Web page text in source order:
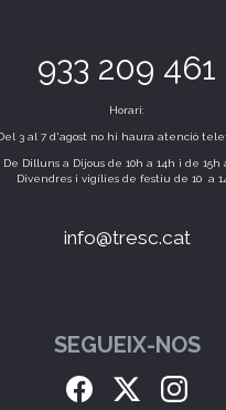
933 209 461
Horari:
3 al 7 d'agost no hi haura atenció
De Dilluns a Dijous de 10h a 14h i de 15h
Divendres i vigílies de festiu de 10 a
info@tresc.cat
SEGUEIX-NOS